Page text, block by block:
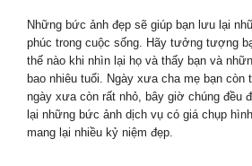
Những bức ảnh đẹp sẽ giúp bạn lưu lại
phúc trong cuộc sống. Hãy tưởng tượng
thế nào khi nhìn lại họ và thấy bạn và
bao nhiêu tuổi. Ngày xưa cha mẹ bạn còn
ngày xưa còn rất nhỏ, bây giờ chúng đều
lại những bức ảnh dịch vụ có giá chụp
mang lại nhiều kỷ niệm đẹp.